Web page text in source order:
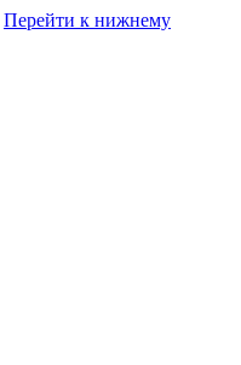
Перейти к нижнему